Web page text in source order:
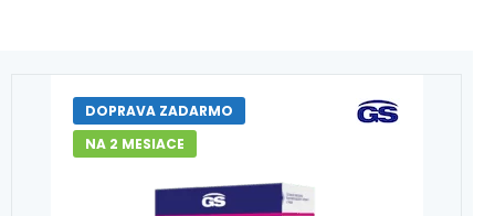
DOPRAVA ZADARMO
NA 2 MESIACE